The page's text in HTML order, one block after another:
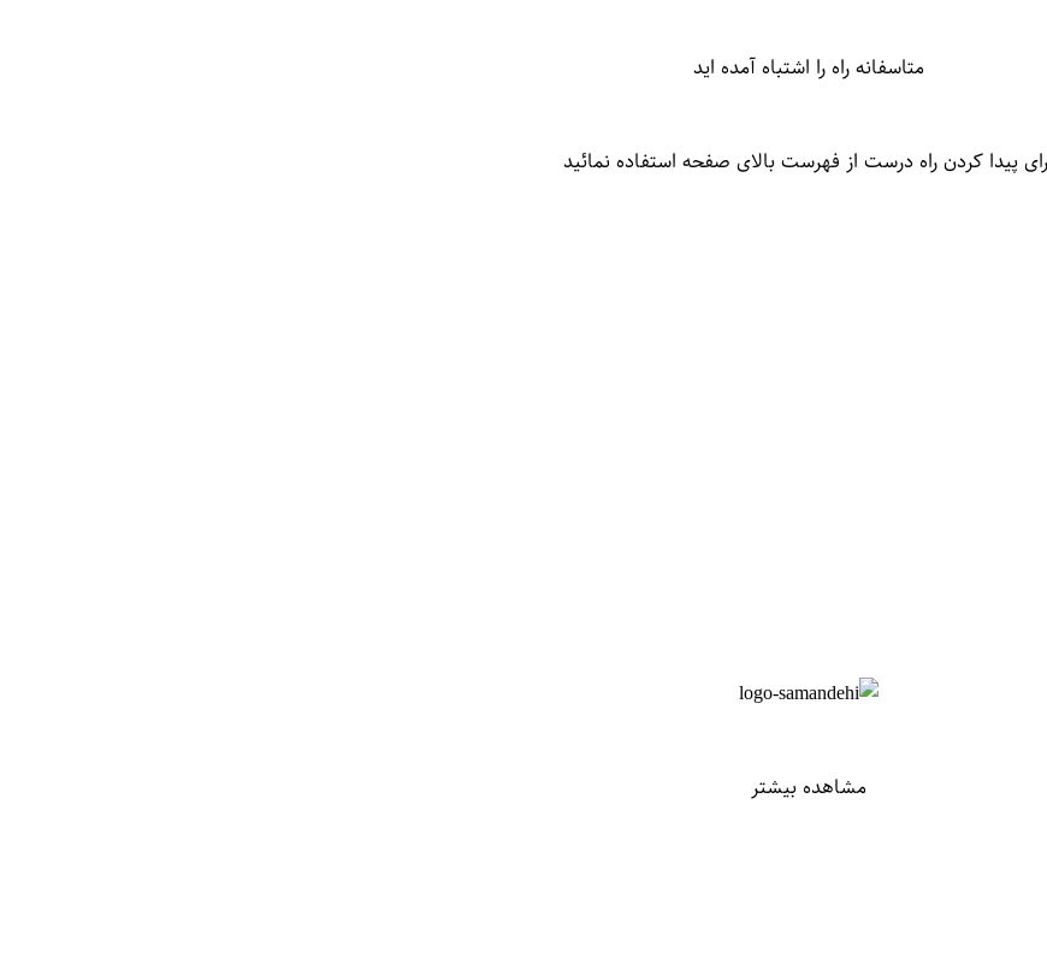
متاسفانه راه را اشتباه آمده اید
پیدا کردن راه درست از فهرست بالای صفحه استفاده نمائید
مشاهده بیشتر